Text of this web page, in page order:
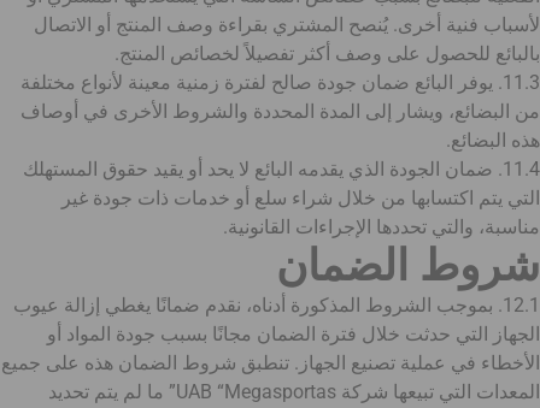
لأسباب فنية أخرى. يُنصح المشتري بقراءة وصف المنتج أو الاتصال
بالبائع للحصول على وصف أكثر تفصيلاً لخصائص المنتج.
11.3. يوفر البائع ضمان جودة صالح لفترة زمنية معينة لأنواع مختلفة
من البضائع، ويشار إلى المدة المحددة والشروط الأخرى في أوصاف
هذه البضائع.
11.4. ضمان الجودة الذي يقدمه البائع لا يحد أو يقيد حقوق المستهلك
التي يتم اكتسابها من خلال شراء سلع أو خدمات ذات جودة غير
مناسبة، والتي تحددها الإجراءات القانونية.
شروط الضمان
12.1. بموجب الشروط المذكورة أدناه، نقدم ضمانًا يغطي إزالة عيوب
الجهاز التي حدثت خلال فترة الضمان مجانًا بسبب جودة المواد أو
الأخطاء في عملية تصنيع الجهاز. تنطبق شروط الضمان هذه على جميع
المعدات التي تبيعها شركة UAB “Megasportas” ما لم يتم تحديد